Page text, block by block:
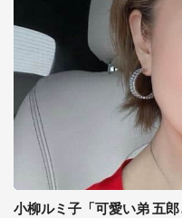
小柳ルミ子「可愛い弟 五